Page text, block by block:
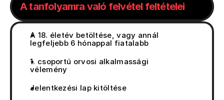
A tanfolyamra való felvétel feltételei
A 18. életév betöltése, vagy annál
legfeljebb 6 hónappal fiatalabb
1. csoportú orvosi alkalmassági
vélemény
Jelentkezési lap kitöltése